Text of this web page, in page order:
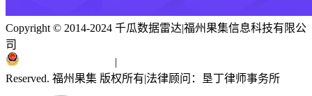
Copyright © 2014-2024 千瓜数据雷达|福州果集信息科技有限公
司
|
Reserved. 福州果集 版权所有|法律顾问：垦丁律师事务所